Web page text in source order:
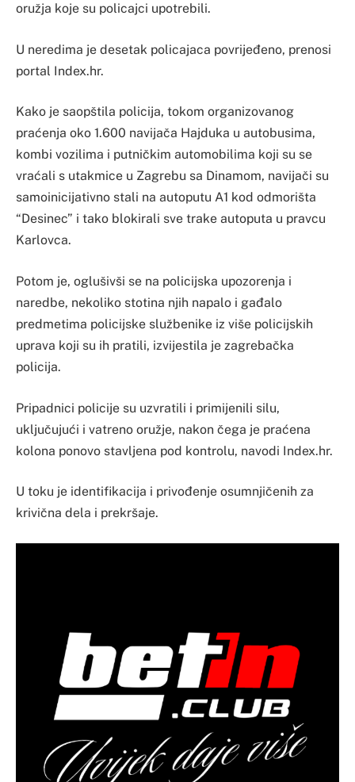
oružja koje su policajci upotrebili.
U neredima je desetak policajaca povrijeđeno, prenosi
portal Index.hr.
Kako je saopštila policija, tokom organizovanog
praćenja oko 1.600 navijača Hajduka u autobusima,
kombi vozilima i putničkim automobilima koji su se
vraćali s utakmice u Zagrebu sa Dinamom, navijači su
samoinicijativno stali na autoputu A1 kod odmorišta
“Desinec” i tako blokirali sve trake autoputa u pravcu
Karlovca.
Potom je, oglušivši se na policijska upozorenja i
naredbe, nekoliko stotina njih napalo i gađalo
predmetima policijske službenike iz više policijskih
uprava koji su ih pratili, izvijestila je zagrebačka
policija.
Pripadnici policije su uzvratili i primijenili silu,
uključujući i vatreno oružje, nakon čega je praćena
kolona ponovo stavljena pod kontrolu, navodi Index.hr.
U toku je identifikacija i privođenje osumnjičenih za
krivična dela i prekršaje.